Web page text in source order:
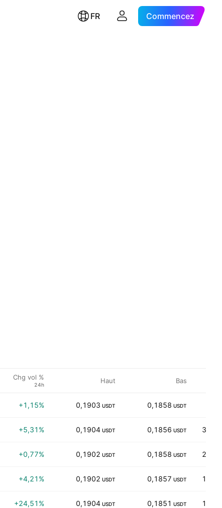
FR Commencez
Chg vol %
24h Haut Bas
+1,15% 0,1903 USDT 0,1858 USDT
+5,31% 0,1904 USDT 0,1856 USDT
+0,77% 0,1902 USDT 0,1858 USDT
+4,21% 0,1902 USDT 0,1857 USDT
+24,51% 0,1904 USDT 0,1851 USDT